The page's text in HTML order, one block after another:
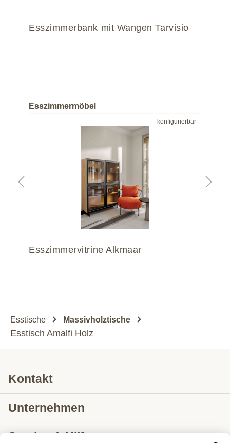
Esszimmerbank mit Wangen Tarvisio
Esszimmermöbel
konfigurierbar
Esszimmervitrine Alkmaar
Esstische Massivholztische
Esstisch Amalfi Holz
Kontakt
Unternehmen
Service & Hilfe